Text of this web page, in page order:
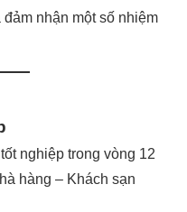
nhận một số nhiệm
nghiệp trong vòng 12
hàng – Khách sạn